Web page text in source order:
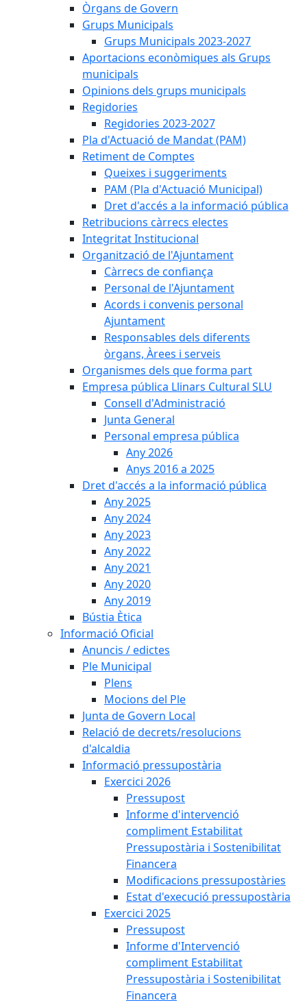
Òrgans de Govern
Grups Municipals
Grups Municipals 2023-2027
Aportacions econòmiques als Grups
municipals
Opinions dels grups municipals
Regidories
Regidories 2023-2027
Pla d'Actuació de Mandat (PAM)
Retiment de Comptes
Queixes i suggeriments
PAM (Pla d'Actuació Municipal)
Dret d'accés a la informació pública
Retribucions càrrecs electes
Integritat Institucional
Organització de l'Ajuntament
Càrrecs de confiança
Personal de l'Ajuntament
Acords i convenis personal
Ajuntament
Responsables dels diferents
òrgans, Àrees i serveis
Organismes dels que forma part
Empresa pública Llinars Cultural SLU
Consell d'Administració
Junta General
Personal empresa pública
Any 2026
Anys 2016 a 2025
Dret d'accés a la informació pública
Any 2025
Any 2024
Any 2023
Any 2022
Any 2021
Any 2020
Any 2019
Bústia Ètica
Informació Oficial
Anuncis / edictes
Ple Municipal
Plens
Mocions del Ple
Junta de Govern Local
Relació de decrets/resolucions
d'alcaldia
Informació pressupostària
Exercici 2026
Pressupost
Informe d'intervenció
compliment Estabilitat
Pressupostària i Sostenibilitat
Financera
Modificacions pressupostàries
Estat d'execució pressupostària
Exercici 2025
Pressupost
Informe d'Intervenció
compliment Estabilitat
Pressupostària i Sostenibilitat
Financera